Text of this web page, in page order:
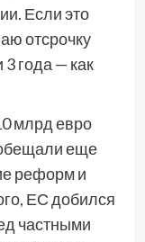
Если это
отсрочку
года — как
млрд евро
обещали еще
реформ и
ЕС добился
частными